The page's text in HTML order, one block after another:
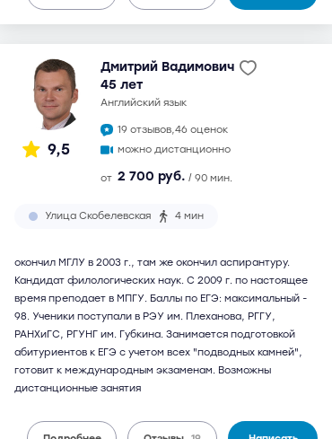
9,5
Дмитрий Вадимович
45 лет
английский язык
19 отзывов,46 оценок
можно дистанционно
от 2 700 руб. / 90 мин.
Улица Скобелевская 4 мин
окончил МГЛУ в 2003 г., там же окончил аспирантуру.
Кандидат филологических наук. С 2009 г. по настоящее
время преподает в МПГУ. Баллы по ЕГЭ: максимальный -
98. Ученики поступали в РЭУ им. Плеханова, РГГУ,
РАНХиГС, РГУНГ им. Губкина. Занимается подготовкой
абитуриентов к ЕГЭ с учетом всех "подводных камней",
готовит к международным экзаменам. Возможны
дистанционные занятия